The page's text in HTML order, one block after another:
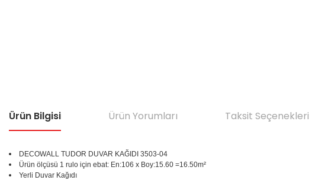
Ürün Bilgisi Ürün Yorumları Taksit Seçenekleri
DECOWALL TUDOR DUVAR KAĞIDI 3503-04
Ürün ölçüsü 1 rulo için ebat: En:106 x Boy:15.60 =16.50m²
Yerli Duvar Kağıdı